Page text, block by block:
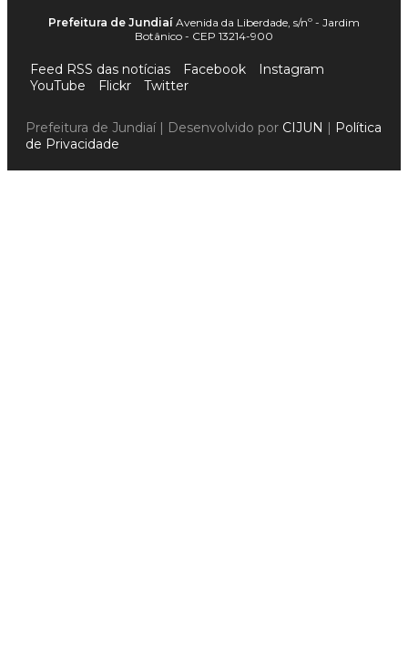
Prefeitura de Jundiaí Avenida da Liberdade, s/nº - Jardim
Botânico - CEP 13214-900
Feed RSS das notícias Facebook
Instagram
YouTube
Flickr Twitter
Prefeitura de Jundiaí | Desenvolvido por CIJUN | Política
de Privacidade